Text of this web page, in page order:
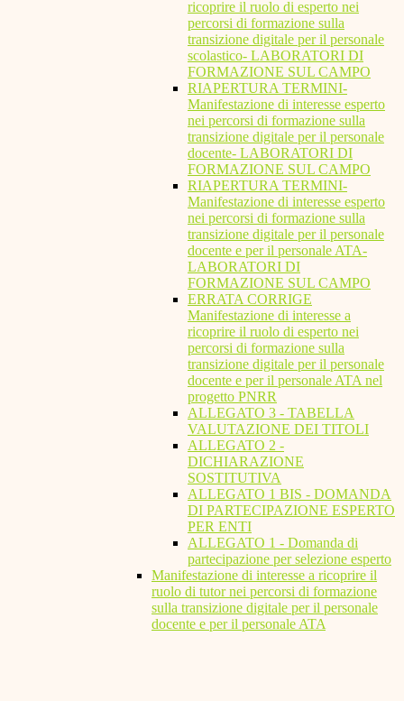
ricoprire il ruolo di esperto nei
percorsi di formazione sulla
transizione digitale per il personale
scolastico- LABORATORI DI
FORMAZIONE SUL CAMPO
RIAPERTURA TERMINI-
Manifestazione di interesse esperto
nei percorsi di formazione sulla
transizione digitale per il personale
docente- LABORATORI DI
FORMAZIONE SUL CAMPO
RIAPERTURA TERMINI-
Manifestazione di interesse esperto
nei percorsi di formazione sulla
transizione digitale per il personale
docente e per il personale ATA-
LABORATORI DI
FORMAZIONE SUL CAMPO
ERRATA CORRIGE
Manifestazione di interesse a
ricoprire il ruolo di esperto nei
percorsi di formazione sulla
transizione digitale per il personale
docente e per il personale ATA nel
progetto PNRR
ALLEGATO 3 - TABELLA
VALUTAZIONE DEI TITOLI
ALLEGATO 2 -
DICHIARAZIONE
SOSTITUTIVA
ALLEGATO 1 BIS - DOMANDA
DI PARTECIPAZIONE ESPERTO
PER ENTI
ALLEGATO 1 - Domanda di
partecipazione per selezione esperto
Manifestazione di interesse a ricoprire il
ruolo di tutor nei percorsi di formazione
sulla transizione digitale per il personale
docente e per il personale ATA